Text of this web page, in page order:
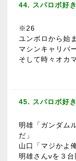
44. スパロボ好
※26
ユンボロから始
マシンキャリバ
そして時々オカ
45. スパロボ好
明雄「ガンダム
だ」
山口「マジかよ
明雄さんνを３台